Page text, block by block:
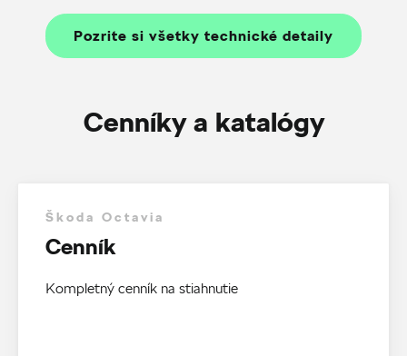
Pozrite si všetky technické detaily
Cenníky a katalógy
Škoda Octavia
Cenník
Kompletný cenník na stiahnutie